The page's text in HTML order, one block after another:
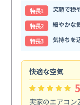
特⻑1
笑顔で穏
特⻑2
細やかな
特⻑3
気持ちを
快適な空気
実家のエアコン